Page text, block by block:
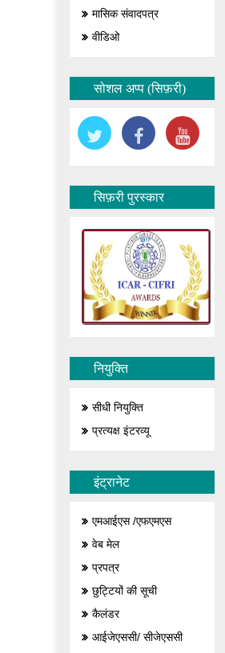
मासिक संवादपत्र
वीडिओ
सोशल अप्प (सिफ़री)
सिफ़री पुरस्कार
नियुक्ति
सीधी नियुक्ति
प्रत्यक्ष इंटरव्यू
इंट्रानेट
एमआईएस /एफएमएस
वेब मेल
प्रपत्र
छुट्टियों की सूची
कैलंडर
आईजेएससी/ सीजेएससी